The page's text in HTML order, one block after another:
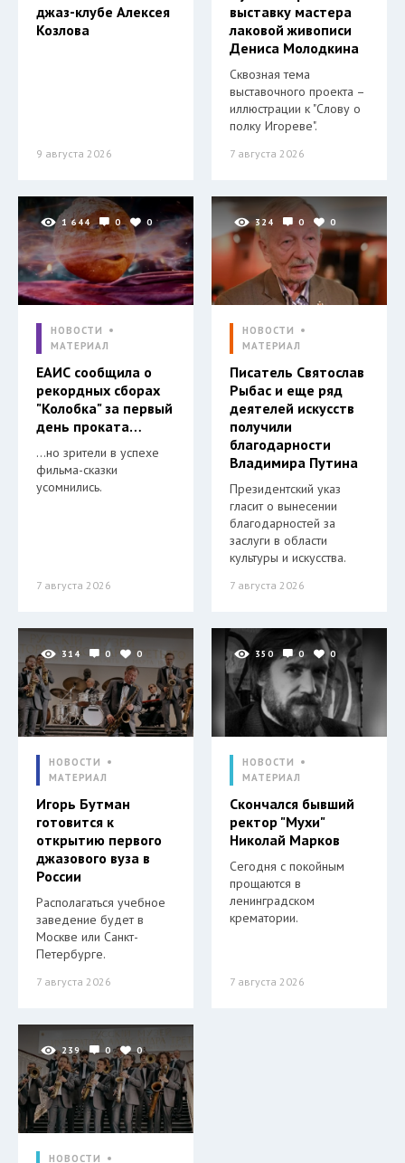
джаз-клубе Алексея
Козлова
9 августа 2026
выставку мастера
лаковой живописи
Дениса Молодкина
Сквозная тема
выставочного проекта –
иллюстрации к "Слову о
полку Игореве".
7 августа 2026
1 644 0 0
НОВОСТИ
МАТЕРИАЛ
ЕАИС сообщила о
рекордных сборах
"Колобка" за первый
день проката…
…но зрители в успехе
фильма-сказки
усомнились.
7 августа 2026
324 0 0
НОВОСТИ
МАТЕРИАЛ
Писатель Святослав
Рыбас и еще ряд
деятелей искусств
получили
благодарности
Владимира Путина
Президентский указ
гласит о вынесении
благодарностей за
заслуги в области
культуры и искусства.
7 августа 2026
314 0 0
НОВОСТИ
МАТЕРИАЛ
Игорь Бутман
готовится к
открытию первого
джазового вуза в
России
Располагаться учебное
заведение будет в
Москве или Санкт-
Петербурге.
7 августа 2026
350 0 0
НОВОСТИ
МАТЕРИАЛ
Скончался бывший
ректор "Мухи"
Николай Марков
Сегодня с покойным
прощаются в
ленинградском
крематории.
7 августа 2026
239 0 0
НОВОСТИ